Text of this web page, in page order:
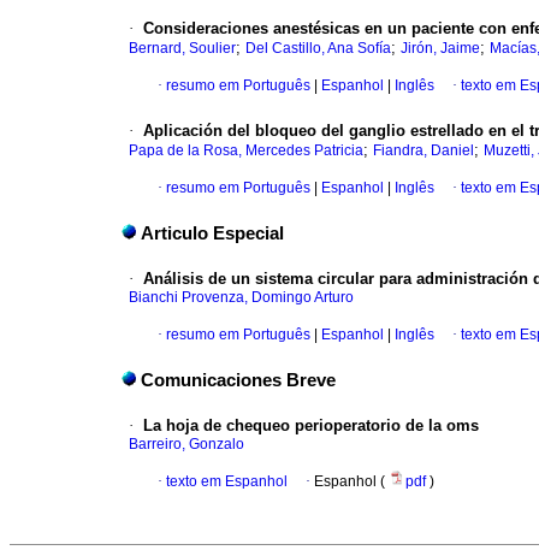
· Consideraciones anestésicas en un paciente con
Bernard, Soulier; Del Castillo, Ana Sofía; Jirón, Jaime;
· resumo em Português Espanhol Inglês · texto em
· Aplicación del bloqueo del ganglio estrellado en el
Papa de la Rosa, Mercedes Patricia; Fiandra, Daniel ; Muzetti,
· resumo em Português Espanhol Inglês · texto em
Articulo Especial
· Análisis de un sistema circular para administración
Bianchi Provenza, Domingo Arturo
· resumo em Português Espanhol Inglês · texto em
Comunicaciones Breve
· La hoja de chequeo perioperatorio de la oms
Barreiro, Gonzalo
· texto em Espanhol · Espanhol ( pdf)